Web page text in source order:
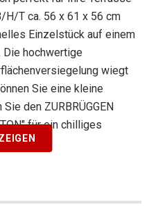
T ca. 56 x 61 x 56 cm
Einzelstück auf einem
Die hochwertige
wiegt
Sie eine kleine
den ZURBRÜGGEN
für ein chilliges